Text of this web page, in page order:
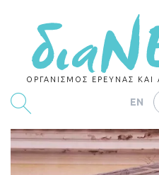
ΟΡΓΑΝΙΣΜΟΣ ΕΡΕΥΝΑΣ ΚΑΙ
EN